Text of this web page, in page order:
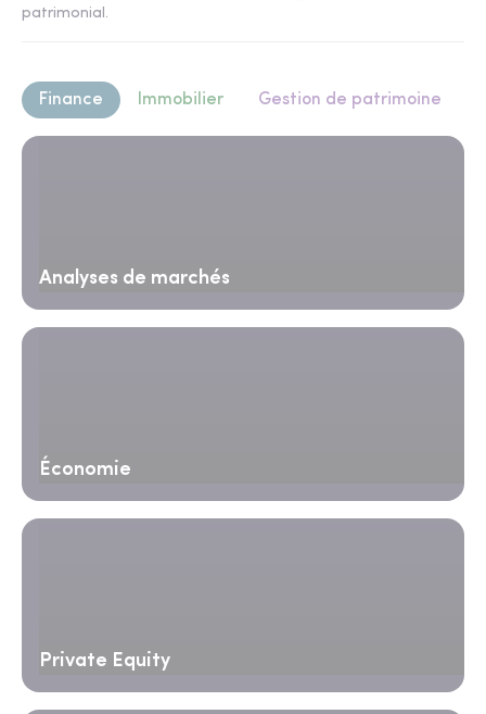
patrimonial.
Finance Immobilier Gestion de patrimoine
Analyses de marchés
Économie
Private Equity